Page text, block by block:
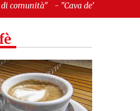
de’ Tirreni, La Fratellanza